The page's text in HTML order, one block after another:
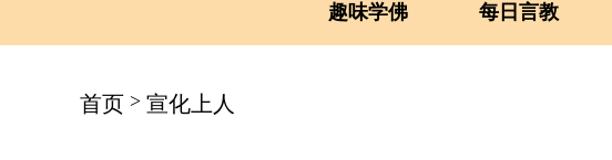
趣味学佛 每日言教
首页 > 宣化上人